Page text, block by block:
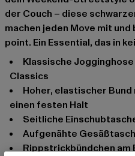
der Couch – diese
machen jeden Move mit
point. Ein Essential, das in
Klassische Jogginghose in Schwarz von Urban
Classics
Hoher, elastischer Bund mit Kordelzug sorgt für
einen festen Halt
Seitliche
Aufgenähte
Rippstrickbündchen am Beinende verhindert